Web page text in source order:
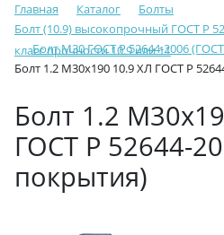
Главная Каталог
Болты
Болт (10.9) высокопрочный ГОСТ Р
класс прочности 10.9 или 11
Болт М30 ГОСТ Р 52644-2006
Болт 1.2 М30х190 10.9 ХЛ ГОСТ Р
Болт 1.2
ГОСТ Р 52644-
покрытия)